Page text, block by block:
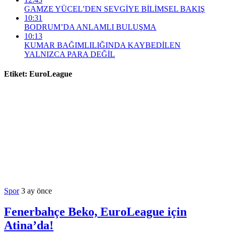
GAMZE YÜCEL’DEN SEVGİYE BİLİMSEL BAKIŞ
10:31
BODRUM’DA ANLAMLI BULUŞMA
10:13
KUMAR BAĞIMLILIĞINDA KAYBEDİLEN
YALNIZCA PARA DEĞİL
Etiket: EuroLeague
Spor 3 ay önce
Fenerbahçe Beko, EuroLeague için
Atina’da!